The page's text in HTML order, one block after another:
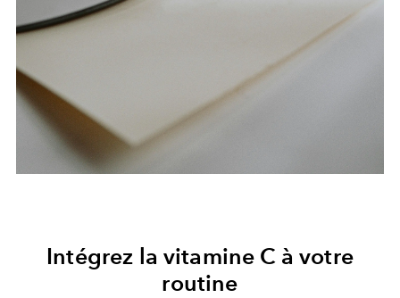
Intégrez la vitamine C à votre
routine